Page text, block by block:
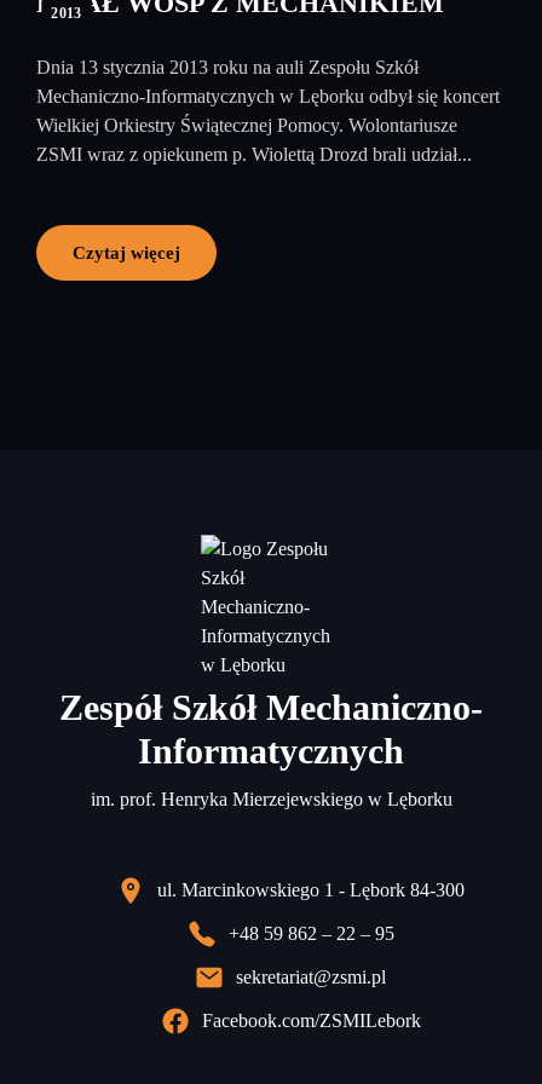
2013
Dnia 13 stycznia 2013 roku na auli Zespołu Szkół
Mechaniczno-Informatycznych w Lęborku odbył się koncert
Wielkiej Orkiestry Świątecznej Pomocy. Wolontariusze
ZSMI wraz z opiekunem p. Wiolettą Drozd brali udział...
Czytaj więcej
Zespół Szkół Mechaniczno-
Informatycznych
im. prof. Henryka Mierzejewskiego w Lęborku
ul. Marcinkowskiego 1 - Lębork 84-300
+48 59 862 – 22 – 95
sekretariat@zsmi.pl
Facebook.com/ZSMILebork